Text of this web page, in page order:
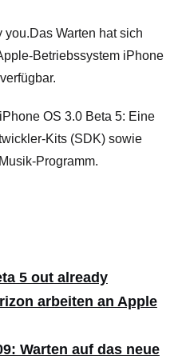
Das Warten hat sich
Betriebssystem iPhone
OS 3.0 Beta 5: Eine
Kits (SDK) sowie
Programm.
5 out already
arbeiten an Apple
Warten auf das neue